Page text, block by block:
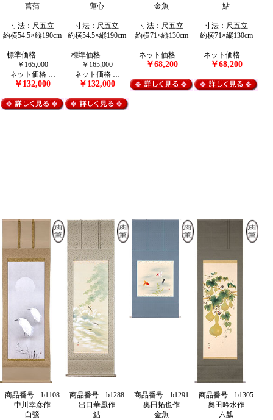
菖蒲
寸法：尺五立
約横54.5×縦190cm
標準価格 …
￥165,000
ネット価格 …
￥132,000
蓮心
寸法：尺五立
約横54.5×縦190cm
標準価格 …
￥165,000
ネット価格 …
￥132,000
金魚
寸法：尺五立
約横71×縦130cm
ネット価格 …
￥68,200
鮎
寸法：尺五立
約横71×縦130cm
ネット価格 …
￥68,200
商品番号 b1108
中川幸彦作
白鷺
商品番号 b1288
出口華凰作
鮎
商品番号 b1291
奥田拓也作
金魚
商品番号 b1305
奥田吟水作
六瓢